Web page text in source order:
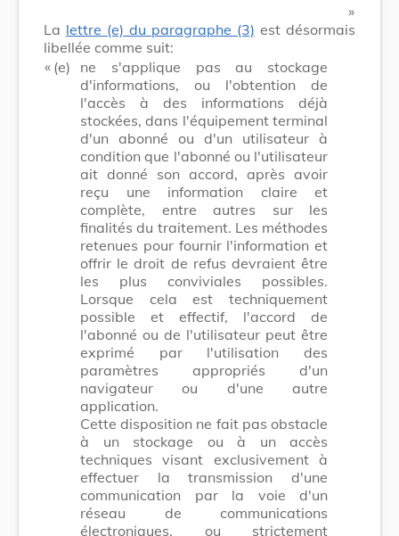
​ »
La lettre (e) du paragraphe (3) est désormais
libellée comme suit:
​ « (e)
ne s'applique pas au stockage
d'informations, ou l'obtention de
l'accès à des informations déjà
stockées, dans l'équipement terminal
d'un abonné ou d'un utilisateur à
condition que l'abonné ou l'utilisateur
ait donné son accord, après avoir
reçu une information claire et
complète, entre autres sur les
finalités du traitement. Les méthodes
retenues pour fournir l'information et
offrir le droit de refus devraient être
les plus conviviales possibles.
Lorsque cela est techniquement
possible et effectif, l'accord de
l'abonné ou de l'utilisateur peut être
exprimé par l'utilisation des
paramètres appropriés d'un
navigateur ou d'une autre
application.
Cette disposition ne fait pas obstacle
à un stockage ou à un accès
techniques visant exclusivement à
effectuer la transmission d'une
communication par la voie d'un
réseau de communications
électroniques, ou strictement